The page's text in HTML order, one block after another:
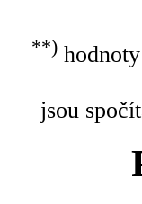
**)hodnoty
jsou